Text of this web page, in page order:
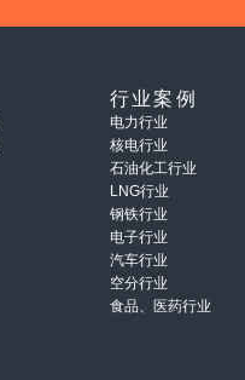
行业案例
电力行业
核电行业
石油化工行业
LNG行业
钢铁行业
电子行业
汽车行业
空分行业
食品、医药行业